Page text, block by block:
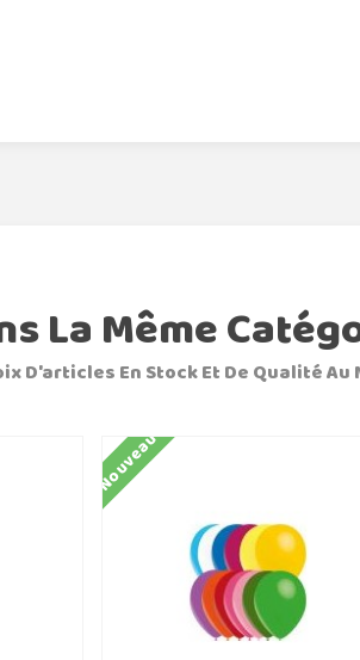
La Même
D'articles En Stock Et De Qualité
Nouveau